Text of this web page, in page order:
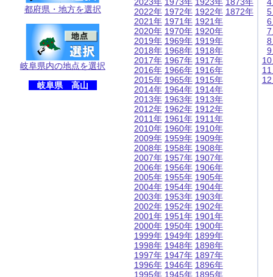
都府県・地方を選択
岐阜県内の地点を選択
岐阜県 高山
2022年
2021年
2020年
2019年
2018年
2017年
2016年
2015年
2014年
2013年
2012年
2011年
2010年
2009年
2008年
2007年
2006年
2005年
2004年
2003年
2002年
2001年
2000年
1999年
1998年
1997年
1996年
1995年
1972年
1971年
1970年
1969年
1968年
1967年
1966年
1965年
1964年
1963年
1962年
1961年
1960年
1959年
1958年
1957年
1956年
1955年
1954年
1953年
1952年
1951年
1950年
1949年
1948年
1947年
1946年
1945年
1922年
1921年
1920年
1919年
1918年
1917年
1916年
1915年
1914年
1913年
1912年
1911年
1910年
1909年
1908年
1907年
1906年
1905年
1904年
1903年
1902年
1901年
1900年
1899年
1898年
1897年
1896年
1895年
1872年